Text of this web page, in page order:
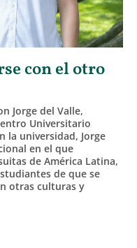
con el otro
Jorge del Valle,
Universitario
la universidad, Jorge
en el que
de América Latina,
de que se
otras culturas y